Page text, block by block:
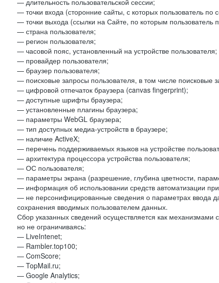
— длительность пользовательской сессии;
— точки входа (сторонние сайты, с которых пользователь по
— точки выхода (ссылки на Сайте, по которым пользователь
— страна пользователя;
— регион пользователя;
— часовой пояс, установленный на устройстве пользователя;
— провайдер пользователя;
— браузер пользователя;
— поисковые запросы пользователя, в том числе поисковые
— цифровой отпечаток браузера (canvas fingerprint);
— доступные шрифты браузера;
— установленные плагины браузера;
— параметры WebGL браузера;
— тип доступных медиа-устройств в браузере;
— наличие ActiveX;
— перечень поддерживаемых языков на устройстве
— архитектура процессора устройства пользователя;
— ОС пользователя;
— параметры экрана (разрешение, глубина цветности,
— информация об использовании средств автоматизации
— не персонифицированные сведения о параметрах ввода
сохранения вводимых пользователем данных.
Сбор указанных сведений осуществляется как
но не ограничиваясь:
— LiveIntenet;
— Rambler.top100;
— ComScore;
— TopMail.ru;
— Google Analytics;